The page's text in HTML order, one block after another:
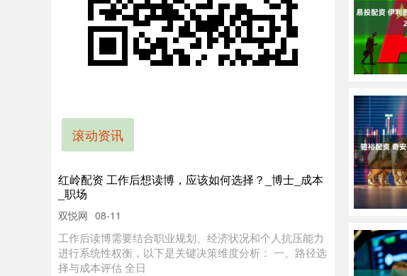
滚动资讯
红岭配资 工作后想读博，应该如何选择？_博士_成本
_职场
双悦网 08-11
工作后读博需要结合职业规划、经济状况和个人抗压能力
进行系统性权衡，以下是关键决策维度分析： 一、路径选
择与成本评估 全日